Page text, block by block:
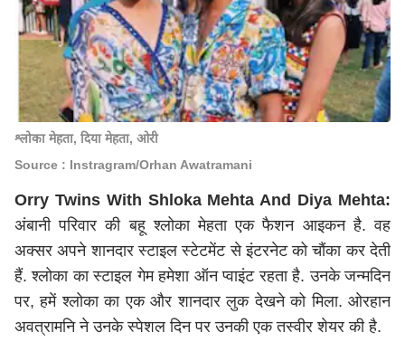
श्लोका मेहता, दिया मेहता, ओरी
Source : Instragram/Orhan Awatramani
Orry Twins With Shloka Mehta And Diya Mehta:
अंबानी परिवार की बहू श्लोका मेहता एक फैशन आइकन है. वह
अक्सर अपने शानदार स्टाइल स्टेटमेंट से इंटरनेट को चौंका कर देती
हैं. श्लोका का स्टाइल गेम हमेशा ऑन प्वाइंट रहता है. उनके जन्मदिन
पर, हमें श्लोका का एक और शानदार लुक देखने को मिला. ओरहान
अवत्रामनि ने उनके स्पेशल दिन पर उनकी एक तस्वीर शेयर की है.